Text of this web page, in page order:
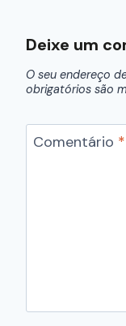
Deixe um
O seu endereço
obrigatórios são
Comentário *